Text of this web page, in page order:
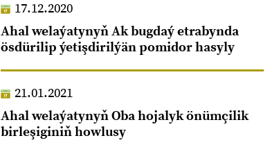
17.12.2020
Ahal welaýatynyň Ak bugdaý etrabynda
ösdürilip ýetişdirilýän pomidor hasyly
21.01.2021
Ahal welaýatynyň Oba hojalyk önümçilik
birleşiginiň howlusy